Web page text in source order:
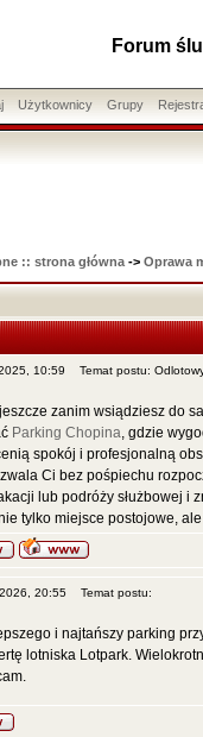
Forum
Użytkownicy Grupy
:: strona główna -> Oprawa
10:59 Temat postu:
zanim wsiądziesz do
Parking Chopina, gdzie
spokój i profesjonalną
Ci bez pośpiechu
lub podróży służbowej i
tylko miejsce postojowe,
20:55 Temat postu:
i najtańszy parking
lotniska Lotpark.